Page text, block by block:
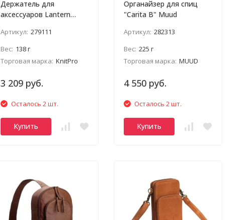
Держатель для
аксессуаров Lantern
Артикул: 279111
Вес: 138 г
Торговая марка: KnitPro
3 209 руб.
Осталось 2 шт.
Купить
Органайзер для спиц
"Carita B" Muud
Артикул: 282313
Вес: 225 г
Торговая марка: MUUD
4 550 руб.
Осталось 2 шт.
Купить